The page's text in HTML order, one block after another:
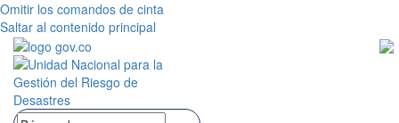
Omitir los comandos de cinta
Saltar al contenido principal